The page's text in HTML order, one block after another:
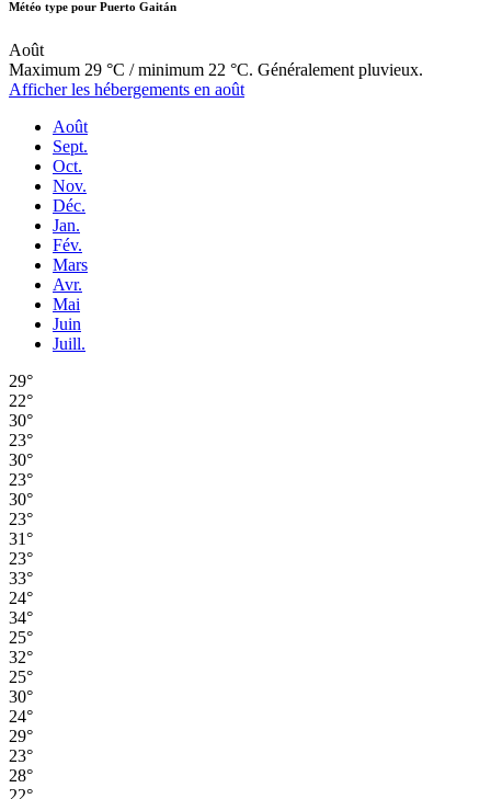
Météo type pour Puerto Gaitán
Août
Maximum 29 °C / minimum 22 °C. Généralement pluvieux.
Afficher les hébergements en août
Août
Sept.
Oct.
Nov.
Déc.
Jan.
Fév.
Mars
Avr.
Mai
Juin
Juill.
29°
22°
30°
23°
30°
23°
30°
23°
31°
23°
33°
24°
34°
25°
32°
25°
30°
24°
29°
23°
28°
22°